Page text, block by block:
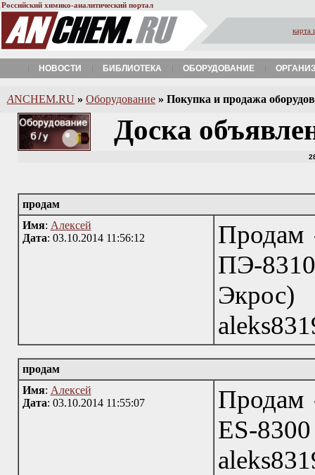
Российский химико-аналитический портал
карта
НОВОСТИ БИБЛИОТЕКА ОБОРУДОВАНИЕ
ANCHEM.RU » Оборудование » Покупка и продажа
Доска
продам
Имя: Алексей
Дата: 03.10.2014 11:56:12
Продам
ПЭ-
продам
Имя: Алексей
Дата: 03.10.2014 11:55:07
Продам
ES-